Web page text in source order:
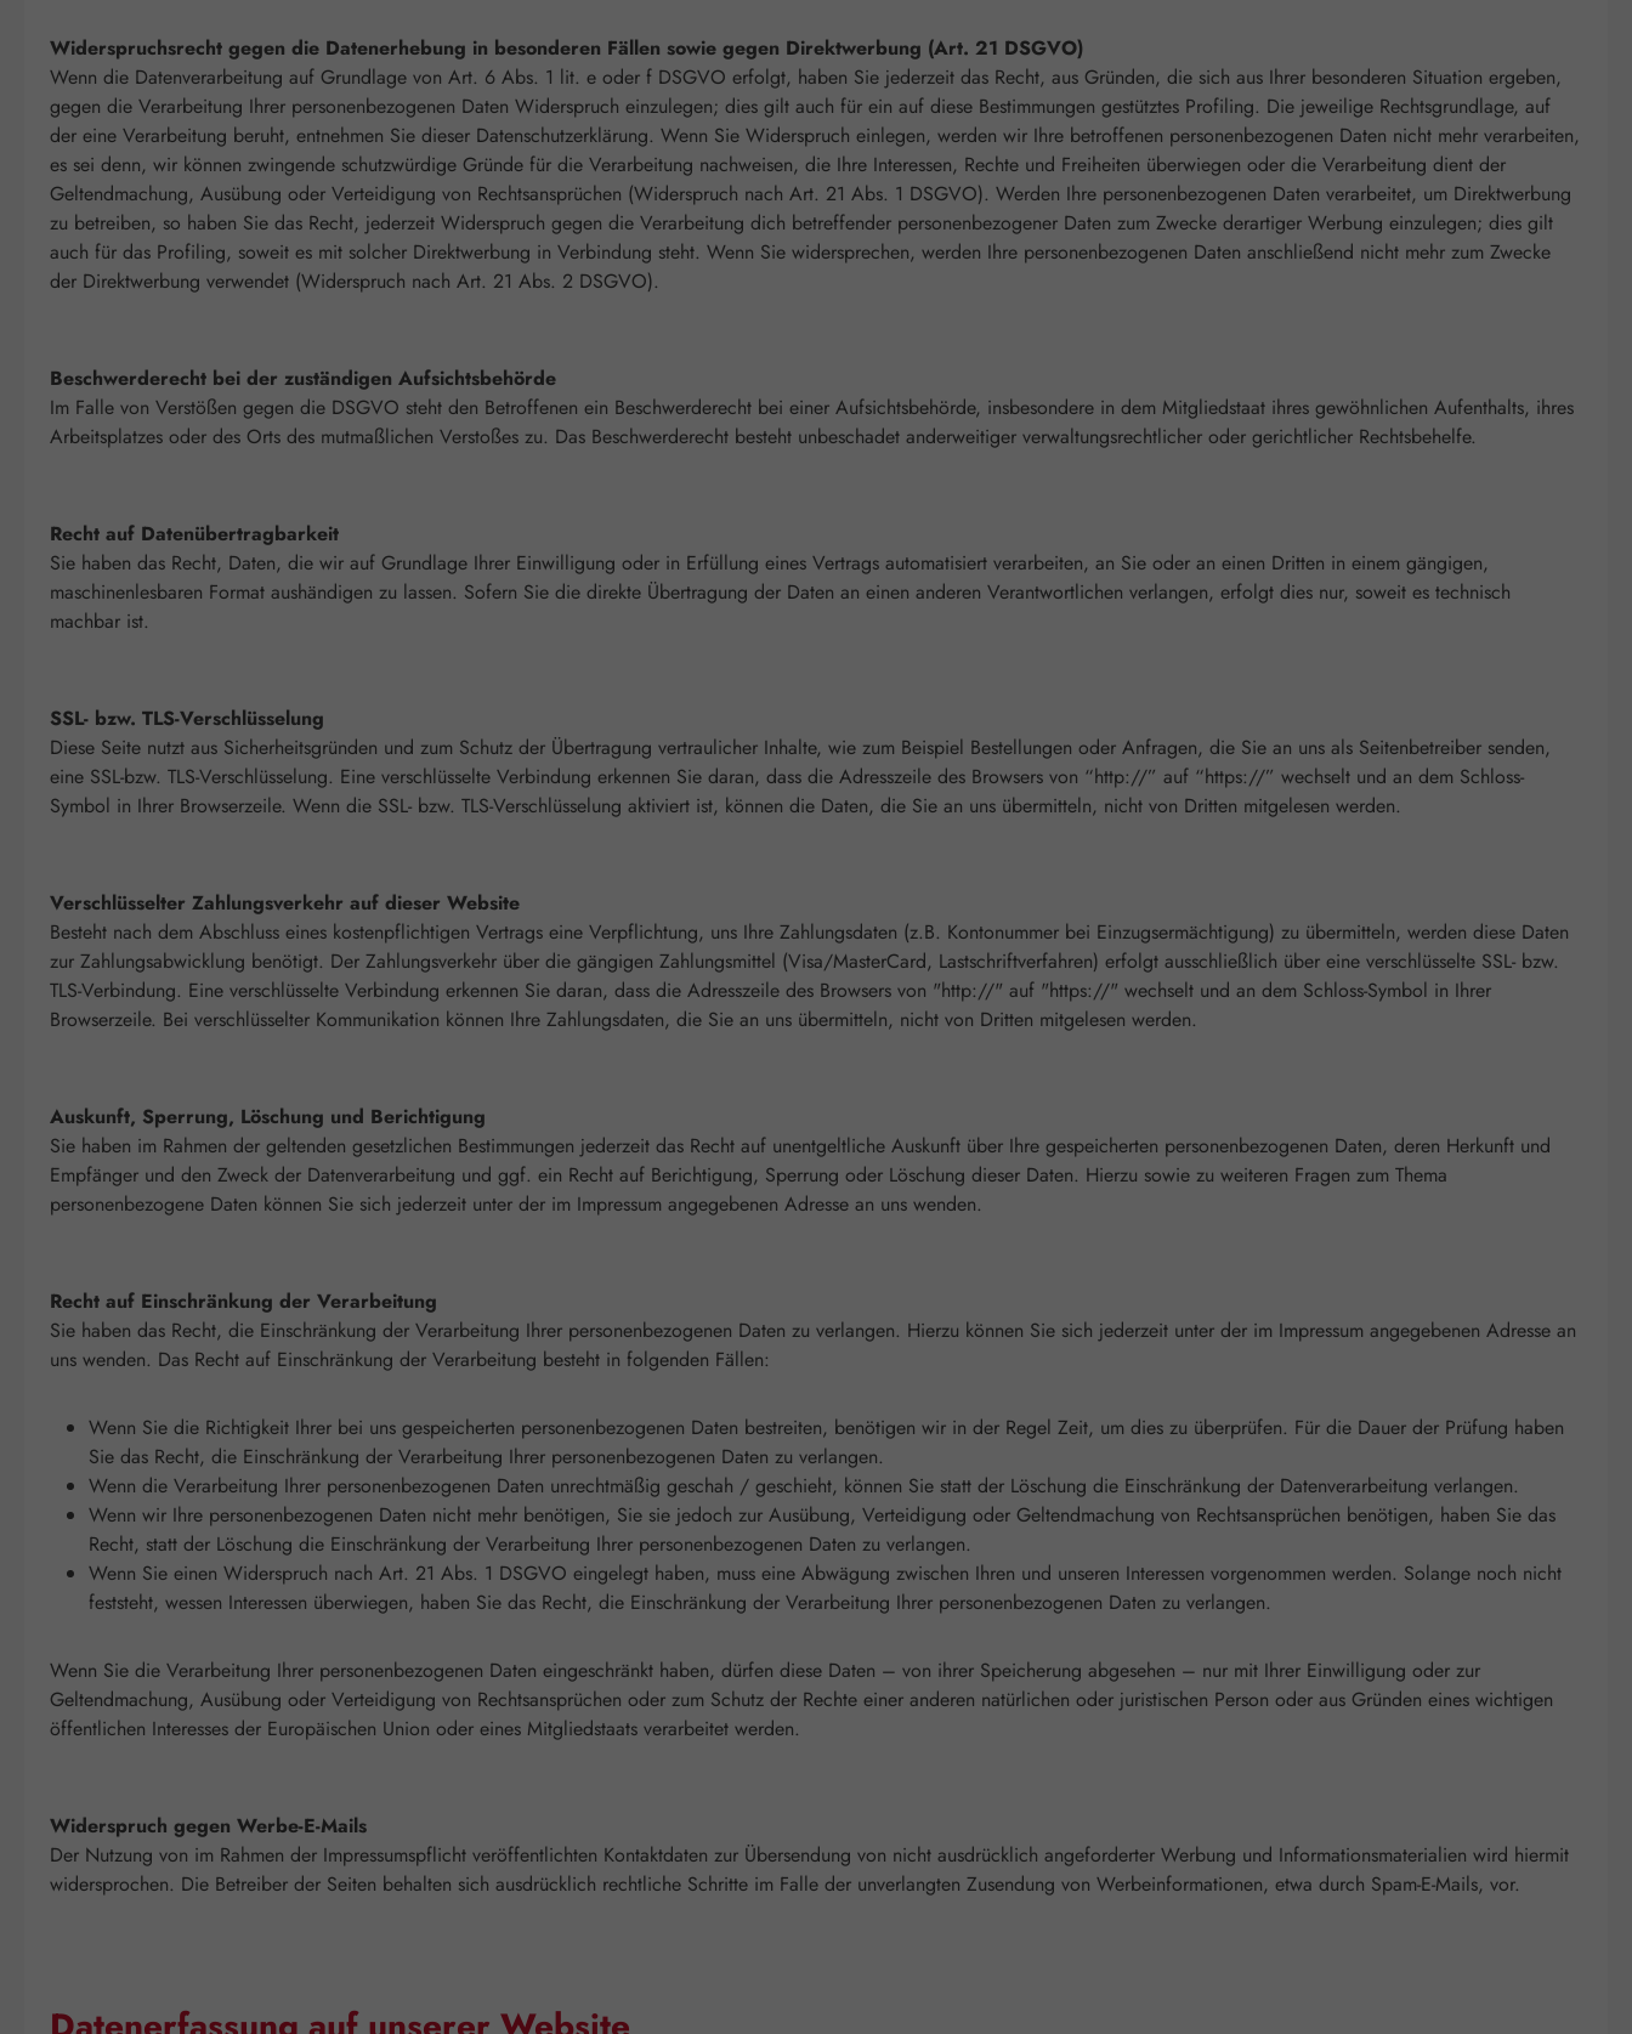
Widerspruchsrecht gegen die Datenerhebung in besonderen Fällen sowie gegen Direktwerbung (Art. 21 DSGVO)
Wenn die Datenverarbeitung auf Grundlage von Art. 6 Abs. 1 lit. e oder f DSGVO erfolgt, haben Sie jederzeit das Recht, aus Gründen, die sich aus Ihrer besonderen Situation ergeben,
gegen die Verarbeitung Ihrer personenbezogenen Daten Widerspruch einzulegen; dies gilt auch für ein auf diese Bestimmungen gestütztes Profiling. Die jeweilige Rechtsgrundlage, auf
der eine Verarbeitung beruht, entnehmen Sie dieser Datenschutzerklärung. Wenn Sie Widerspruch einlegen, werden wir Ihre betroffenen personenbezogenen Daten nicht mehr verarbeiten,
es sei denn, wir können zwingende schutzwürdige Gründe für die Verarbeitung nachweisen, die Ihre Interessen, Rechte und Freiheiten überwiegen oder die Verarbeitung dient der
Geltendmachung, Ausübung oder Verteidigung von Rechtsansprüchen (Widerspruch nach Art. 21 Abs. 1 DSGVO). Werden Ihre personenbezogenen Daten verarbeitet, um Direktwerbung
zu betreiben, so haben Sie das Recht, jederzeit Widerspruch gegen die Verarbeitung dich betreffender personenbezogener Daten zum Zwecke derartiger Werbung einzulegen; dies gilt
auch für das Profiling, soweit es mit solcher Direktwerbung in Verbindung steht. Wenn Sie widersprechen, werden Ihre personenbezogenen Daten anschließend nicht mehr zum Zwecke
der Direktwerbung verwendet (Widerspruch nach Art. 21 Abs. 2 DSGVO).
Beschwerderecht bei der zuständigen Aufsichtsbehörde
Im Falle von Verstößen gegen die DSGVO steht den Betroffenen ein Beschwerderecht bei einer Aufsichtsbehörde, insbesondere in dem Mitgliedstaat ihres gewöhnlichen Aufenthalts, ihres
Arbeitsplatzes oder des Orts des mutmaßlichen Verstoßes zu. Das Beschwerderecht besteht unbeschadet anderweitiger verwaltungsrechtlicher oder gerichtlicher Rechtsbehelfe.
Recht auf Datenübertragbarkeit
Sie haben das Recht, Daten, die wir auf Grundlage Ihrer Einwilligung oder in Erfüllung eines Vertrags automatisiert verarbeiten, an Sie oder an einen Dritten in einem gängigen,
maschinenlesbaren Format aushändigen zu lassen. Sofern Sie die direkte Übertragung der Daten an einen anderen Verantwortlichen verlangen, erfolgt dies nur, soweit es technisch
machbar ist.
SSL- bzw. TLS-Verschlüsselung
Diese Seite nutzt aus Sicherheitsgründen und zum Schutz der Übertragung vertraulicher Inhalte, wie zum Beispiel Bestellungen oder Anfragen, die Sie an uns als Seitenbetreiber senden,
eine SSL-bzw. TLS-Verschlüsselung. Eine verschlüsselte Verbindung erkennen Sie daran, dass die Adresszeile des Browsers von “http://” auf “https://” wechselt und an dem Schloss-
Symbol in Ihrer Browserzeile. Wenn die SSL- bzw. TLS-Verschlüsselung aktiviert ist, können die Daten, die Sie an uns übermitteln, nicht von Dritten mitgelesen werden.
Verschlüsselter Zahlungsverkehr auf dieser Website
Besteht nach dem Abschluss eines kostenpflichtigen Vertrags eine Verpflichtung, uns Ihre Zahlungsdaten (z.B. Kontonummer bei Einzugsermächtigung) zu übermitteln, werden diese Daten
zur Zahlungsabwicklung benötigt. Der Zahlungsverkehr über die gängigen Zahlungsmittel (Visa/MasterCard, Lastschriftverfahren) erfolgt ausschließlich über eine verschlüsselte SSL- bzw.
TLS-Verbindung. Eine verschlüsselte Verbindung erkennen Sie daran, dass die Adresszeile des Browsers von "http://" auf "https://" wechselt und an dem Schloss-Symbol in Ihrer
Browserzeile. Bei verschlüsselter Kommunikation können Ihre Zahlungsdaten, die Sie an uns übermitteln, nicht von Dritten mitgelesen werden.
Auskunft, Sperrung, Löschung und Berichtigung
Sie haben im Rahmen der geltenden gesetzlichen Bestimmungen jederzeit das Recht auf unentgeltliche Auskunft über Ihre gespeicherten personenbezogenen Daten, deren Herkunft und
Empfänger und den Zweck der Datenverarbeitung und ggf. ein Recht auf Berichtigung, Sperrung oder Löschung dieser Daten. Hierzu sowie zu weiteren Fragen zum Thema
personenbezogene Daten können Sie sich jederzeit unter der im Impressum angegebenen Adresse an uns wenden.
Recht auf Einschränkung der Verarbeitung
Sie haben das Recht, die Einschränkung der Verarbeitung Ihrer personenbezogenen Daten zu verlangen. Hierzu können Sie sich jederzeit unter der im Impressum angegebenen Adresse an
uns wenden. Das Recht auf Einschränkung der Verarbeitung besteht in folgenden Fällen:
Wenn Sie die Richtigkeit Ihrer bei uns gespeicherten personenbezogenen Daten bestreiten, benötigen wir in der Regel Zeit, um dies zu überprüfen. Für die Dauer der Prüfung haben
Sie das Recht, die Einschränkung der Verarbeitung Ihrer personenbezogenen Daten zu verlangen.
Wenn die Verarbeitung Ihrer personenbezogenen Daten unrechtmäßig geschah / geschieht, können Sie statt der Löschung die Einschränkung der Datenverarbeitung verlangen.
Wenn wir Ihre personenbezogenen Daten nicht mehr benötigen, Sie sie jedoch zur Ausübung, Verteidigung oder Geltendmachung von Rechtsansprüchen benötigen, haben Sie das
Recht, statt der Löschung die Einschränkung der Verarbeitung Ihrer personenbezogenen Daten zu verlangen.
Wenn Sie einen Widerspruch nach Art. 21 Abs. 1 DSGVO eingelegt haben, muss eine Abwägung zwischen Ihren und unseren Interessen vorgenommen werden. Solange noch nicht
feststeht, wessen Interessen überwiegen, haben Sie das Recht, die Einschränkung der Verarbeitung Ihrer personenbezogenen Daten zu verlangen.
Wenn Sie die Verarbeitung Ihrer personenbezogenen Daten eingeschränkt haben, dürfen diese Daten – von ihrer Speicherung abgesehen – nur mit Ihrer Einwilligung oder zur
Geltendmachung, Ausübung oder Verteidigung von Rechtsansprüchen oder zum Schutz der Rechte einer anderen natürlichen oder juristischen Person oder aus Gründen eines wichtigen
öffentlichen Interesses der Europäischen Union oder eines Mitgliedstaats verarbeitet werden.
Widerspruch gegen Werbe-E-Mails
Der Nutzung von im Rahmen der Impressumspflicht veröffentlichten Kontaktdaten zur Übersendung von nicht ausdrücklich angeforderter Werbung und Informationsmaterialien wird hiermit
widersprochen. Die Betreiber der Seiten behalten sich ausdrücklich rechtliche Schritte im Falle der unverlangten Zusendung von Werbeinformationen, etwa durch Spam-E-Mails, vor.